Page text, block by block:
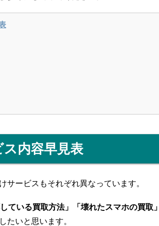
内容早見表
サービスもそれぞれ異なっています。
ている買取方法」「壊れたスマホの買取
たいと思います。